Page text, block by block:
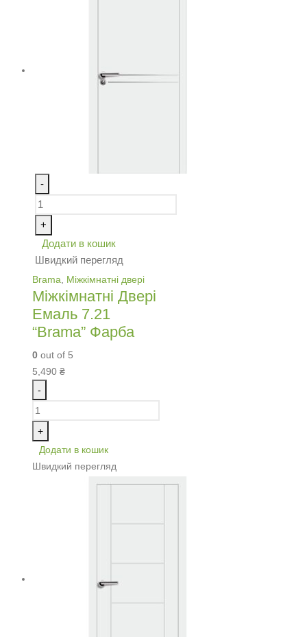
-
+
Додати в кошик
Швидкий перегляд
Brama Міжкімнатні двері
Міжкімнатні Двері
Емаль 7.21
“Brama” Фарба
0 out of 5
5,490 ₴
-
+
Додати в кошик
Швидкий перегляд